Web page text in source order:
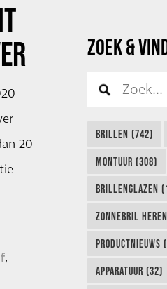
20
ZOEK &
BRILLEN (742)
MONTUUR (308)
BRILLENGLAZEN
ZONNEBRIL
PRODUCTNIEUWS
APPARATUUR (32)